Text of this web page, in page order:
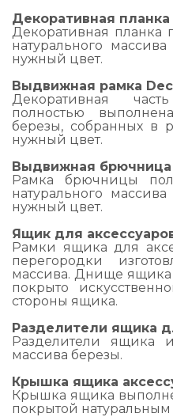
Декоративная планка
Декоративная планка
натурального
нужный цвет.
Выдвижная рамка
Декоративная
полностью
березы, собранных в
нужный цвет.
Выдвижная брючница
Рамка брючницы
натурального
нужный цвет.
Ящик для
Рамки ящика для
перегородки
массива. Днище
покрыто
стороны ящика.
Разделители ящика
Разделители ящика
массива березы.
Крышка ящика
Крышка ящика
покрытой